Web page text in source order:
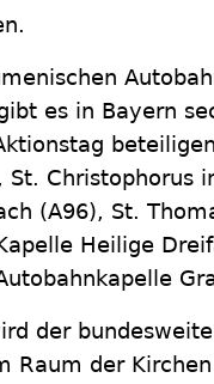
es in Bayern
St. Christophorus
(A96), St.
Heilige
der
Raum der